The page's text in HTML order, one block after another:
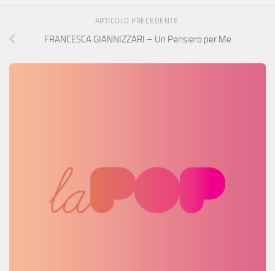
ARTICOLO PRECEDENTE
FRANCESCA GIANNIZZARI – Un Pensiero per Me